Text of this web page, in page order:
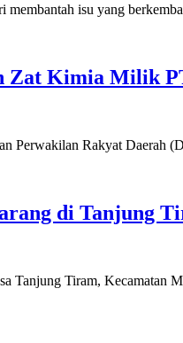
isu yang
Zat Kimia Milik
Perwakilan Rakyat Daerah
di Tanjung
Tiram, Kecamatan